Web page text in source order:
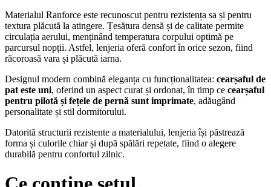
Materialul Ranforce este recunoscut pentru rezistența sa și pentru
textura plăcută la atingere. Țesătura densă și de calitate permite
circulația aerului, menținând temperatura corpului optimă pe
parcursul nopții. Astfel, lenjeria oferă confort în orice sezon, fiind
răcoroasă vara și plăcută iarna.
Designul modern combină eleganța cu funcționalitatea: cearșaful de
pat este uni, oferind un aspect curat și ordonat, în timp ce cearșaful
pentru pilotă și fețele de pernă sunt imprimate, adăugând
personalitate și stil dormitorului.
Datorită structurii rezistente a materialului, lenjeria își păstrează
forma și culorile chiar și după spălări repetate, fiind o alegere
durabilă pentru confortul zilnic.